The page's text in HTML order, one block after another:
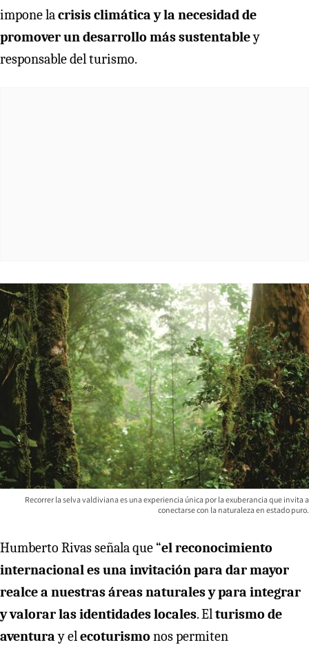
impone lacrisis climática y la necesidad de
promover un desarrollo más sustentabley
responsable del turismo.
Recorrer la selva valdiviana es una experiencia única por la exuberancia que invita a
conectarse con la naturaleza en estado puro.
Humberto Rivas señala que “el reconocimiento
internacional es una invitación para dar mayor
realce a nuestras áreas naturales y para integrar
y valorar las identidades locales. Elturismo de
aventuray elecoturismo nos permiten